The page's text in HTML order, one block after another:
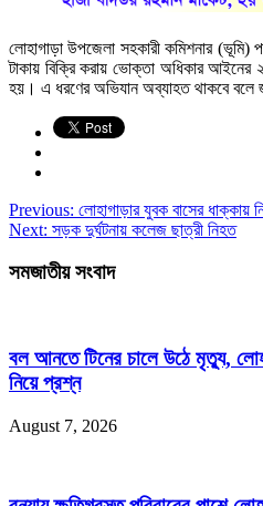
লোহাগাড়া উপজেলা সহকারী কমিশনার (ভূমি)
টাকায় বিক্রি করায় ভোক্তা অধিকার আইনের
হয়। এ ধরণের অভিযান অব্যাহত থাকবে বলে
Previous: লোহাগাড়ার যুবক বাসের ধাক্কায়
Next: সড়ক দুর্ঘটনায় কলেজ ছাত্রী নিহত
সমজাতীয় সংবাদ
বল আনতে টিনের চালে উঠে মৃত্যু,
নিয়ে প্রশ্ন
August 7, 2026